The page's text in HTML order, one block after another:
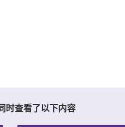
时查看了以下内容